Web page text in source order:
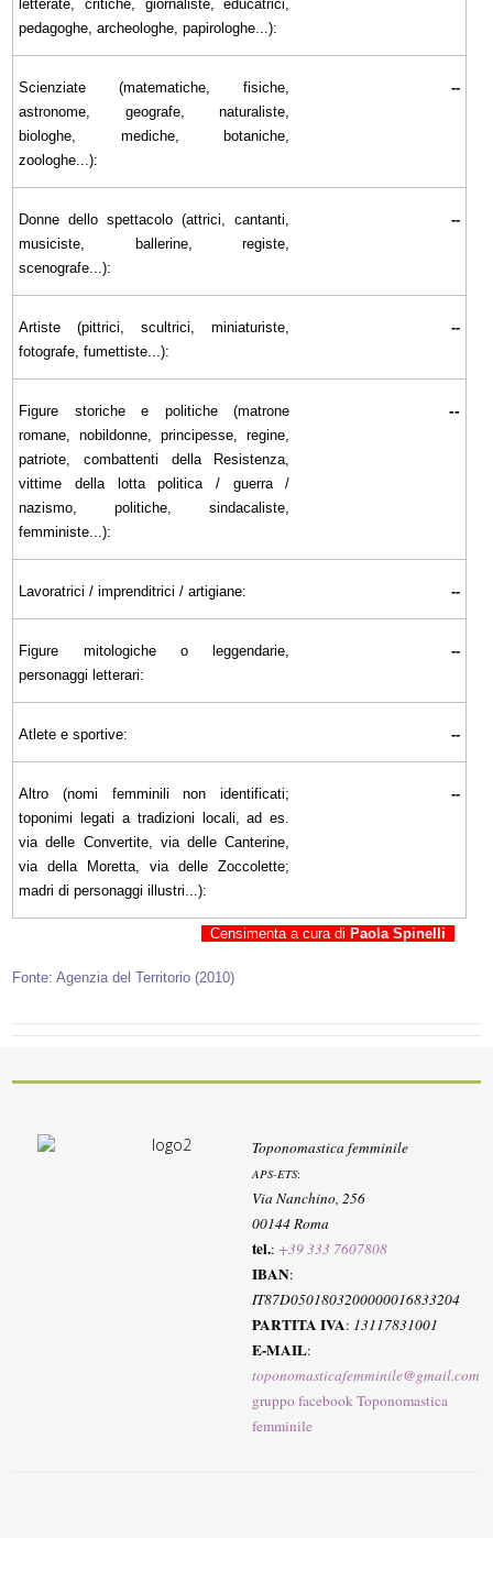
letterate, critiche, giornaliste, educatrici,
pedagoghe, archeologhe, papirologhe...):
Scienziate (matematiche, fisiche,
astronome, geografe, naturaliste,
biologhe, mediche, botaniche,
zoologhe...):
--
Donne dello spettacolo (attrici, cantanti,
musiciste, ballerine, registe,
scenografe...):
--
Artiste (pittrici, scultrici, miniaturiste,
fotografe, fumettiste...):
--
Figure storiche e politiche (matrone
romane, nobildonne, principesse, regine,
patriote, combattenti della Resistenza,
vittime della lotta politica / guerra /
nazismo, politiche, sindacaliste,
femministe...):
--
Lavoratrici / imprenditrici / artigiane: --
Figure mitologiche o leggendarie,
personaggi letterari:
--
Atlete e sportive: --
Altro (nomi femminili non identificati;
toponimi legati a tradizioni locali, ad es.
via delle Convertite, via delle Canterine,
via della Moretta, via delle Zoccolette;
madri di personaggi illustri...):
--
Censimenta a cura di Paola Spinelli
Fonte: Agenzia del Territorio (2010)
Toponomastica femminile
APS-ETS:
Via Nanchino, 256
00144 Roma
tel.:+39 333 7607808
IBAN:
IT87D0501803200000016833204
PARTITA IVA: 13117831001
E-MAIL:
toponomasticafemminile@gmail.com
gruppo facebook Toponomastica
femminile